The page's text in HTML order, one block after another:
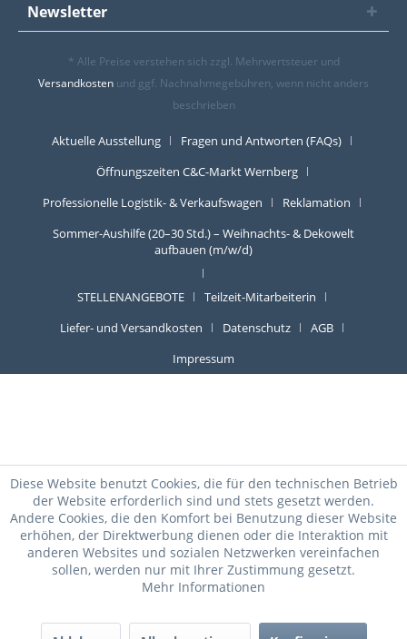
Newsletter
* Alle Preise verstehen sich zzgl. Mehrwertsteuer und
Versandkosten und ggf. Nachnahmegebühren, wenn nicht anders
beschrieben
Aktuelle Ausstellung
Fragen und Antworten (FAQs)
Öffnungszeiten C&C-Markt Wernberg
Professionelle Logistik- & Verkaufswagen
Reklamation
Sommer-Aushilfe (20–30 Std.) – Weihnachts- & Dekowelt
aufbauen (m/w/d)
STELLENANGEBOTE
Teilzeit-Mitarbeiterin
Liefer- und Versandkosten
Datenschutz
AGB
Impressum
Diese Website benutzt Cookies, die für den technischen Betrieb
der Website erforderlich sind und stets gesetzt werden.
Andere Cookies, die den Komfort bei Benutzung dieser Website
erhöhen, der Direktwerbung dienen oder die Interaktion mit
anderen Websites und sozialen Netzwerken vereinfachen
sollen, werden nur mit Ihrer Zustimmung gesetzt.
Mehr Informationen